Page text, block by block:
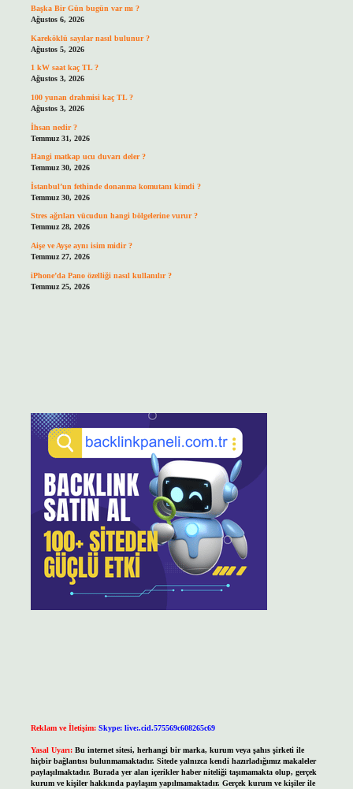
Başka Bir Gün bugün var mı ?
Ağustos 6, 2026
Kareköklü sayılar nasıl bulunur ?
Ağustos 5, 2026
1 kW saat kaç TL ?
Ağustos 3, 2026
100 yunan drahmisi kaç TL ?
Ağustos 3, 2026
İhsan nedir ?
Temmuz 31, 2026
Hangi matkap ucu duvarı deler ?
Temmuz 30, 2026
İstanbul’un fethinde donanma komutanı kimdi ?
Temmuz 30, 2026
Stres ağrıları vücudun hangi bölgelerine vurur ?
Temmuz 28, 2026
Aişe ve Ayşe aynı isim midir ?
Temmuz 27, 2026
iPhone’da Pano özelliği nasıl kullanılır ?
Temmuz 25, 2026
Reklam ve İletişim: Skype: live:.cid.575569c608265c69
Yasal Uyarı: Bu internet sitesi, herhangi bir marka, kurum veya şahıs şirketi ile
hiçbir bağlantısı bulunmamaktadır. Sitede yalnızca kendi hazırladığımız makaleler
paylaşılmaktadır. Burada yer alan içerikler haber niteliği taşımamakta olup, gerçek
kurum ve kişiler hakkında paylaşım yapılmamaktadır. Gerçek kurum ve kişiler ile